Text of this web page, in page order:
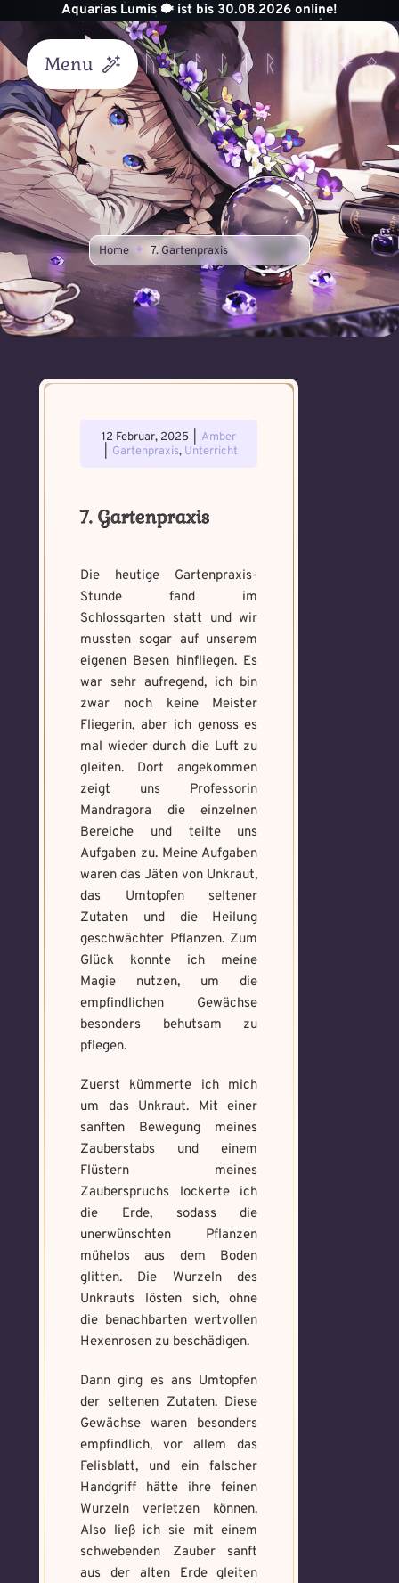
springen
Aquarias Lumis 🐡 ist bis 30.08.2026 online!
Menu
Start
Akademie
Unterricht
Helvik
Königreich
Astraea
Home 7. Gartenpraxis
12 Februar, 2025
Amber
Gartenpraxis, Unterricht
7. Gartenpraxis
Die heutige Gartenpraxis-
Stunde fand im
Schlossgarten statt und wir
mussten sogar auf unserem
eigenen Besen hinfliegen. Es
war sehr aufregend, ich bin
zwar noch keine Meister
Fliegerin, aber ich genoss es
mal wieder durch die Luft zu
gleiten. Dort angekommen
zeigt uns Professorin
Mandragora die einzelnen
Bereiche und teilte uns
Aufgaben zu. Meine Aufgaben
waren das Jäten von Unkraut,
das Umtopfen seltener
Zutaten und die Heilung
geschwächter Pflanzen. Zum
Glück konnte ich meine
Magie nutzen, um die
empfindlichen Gewächse
besonders behutsam zu
pflegen.
Zuerst kümmerte ich mich
um das Unkraut. Mit einer
sanften Bewegung meines
Zauberstabs und einem
Flüstern meines
Zauberspruchs lockerte ich
die Erde, sodass die
unerwünschten Pflanzen
mühelos aus dem Boden
glitten. Die Wurzeln des
Unkrauts lösten sich, ohne
die benachbarten wertvollen
Hexenrosen zu beschädigen.
Dann ging es ans Umtopfen
der seltenen Zutaten. Diese
Gewächse waren besonders
empfindlich, vor allem das
Felisblatt, und ein falscher
Handgriff hätte ihre feinen
Wurzeln verletzen können.
Also ließ ich sie mit einem
schwebenden Zauber sanft
aus der alten Erde gleiten
Voraussetzung:
5.
Magische
Artefakte
Benutzername *
Wo gefunden? *
Wie bist du darauf
aufmerksam geworden
und wie bannst du es? *
Schreibe eine Geschichte mit mind.
500 Zeichen.
Mandala senden
Max file size: 9.08 MB. | Allowed file
types: gif,jpeg,png,jpg,pdf | Min
number of file: 1
Select Files
Mandala und male es
aus um den Fluch zu
bannen.
Weitere Mandala findest du
hier:
https://mondaymandala.com/m/
nur mit, wenn du ihn wirklich benötigst.
Benutzername
Welches Item und für welche
Aufgabe?
*